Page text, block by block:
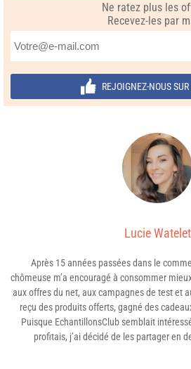
Ne ratez plus les
Recevez-les par
REJOIGNEZ-NOUS
Lucie Watelet
Après 15 années passées dans le
chômeuse m’a encouragé à consommer
aux offres du net, aux campagnes de test et
reçu des produits offerts, gagné des
Puisque EchantillonsClub semblait
profitais, j’ai décidé de les partager en